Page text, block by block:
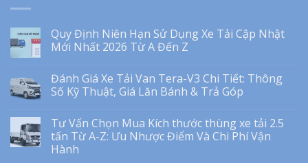
Quy Định Niên Hạn Sử Dụng Xe Tải Cập Nhật
Mới Nhất 2026 Từ A Đến Z
Đánh Giá Xe Tải Van Tera-V3 Chi Tiết: Thông
Số Kỹ Thuật, Giá Lăn Bánh & Trả Góp
Tư Vấn Chọn Mua Kích thước thùng xe tải 2.5
tấn Từ A-Z: Ưu Nhược Điểm Và Chi Phí Vận
Hành